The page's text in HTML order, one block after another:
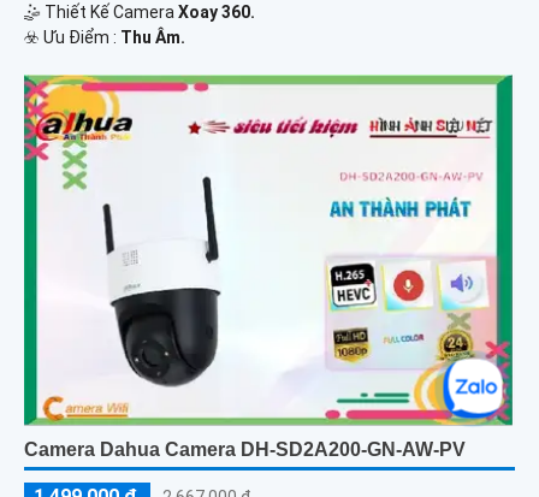
🤹 Thiết Kế Camera Xoay 360.
️☣️ Ưu Điểm : Thu Âm.
Camera Dahua Camera DH-SD2A200-GN-AW-PV